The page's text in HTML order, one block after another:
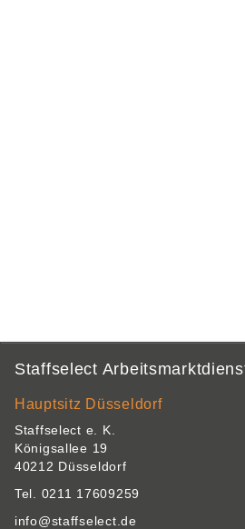
Staffselect
Hauptsitz Düsseldorf
Staffselect e. K.
Königsallee 19
40212 Düsseldorf
Tel. 0211 17609259
info@staffselect.de